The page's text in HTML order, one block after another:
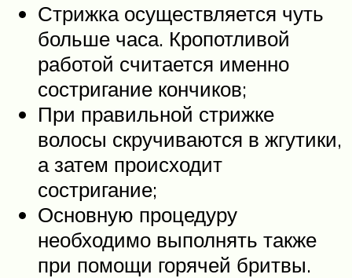
Стрижка осуществляется чуть
больше часа. Кропотливой
работой считается именно
состригание кончиков;
При правильной стрижке
волосы скручиваются в жгутики,
а затем происходит
состригание;
Основную процедуру
необходимо выполнять также
при помощи горячей бритвы.